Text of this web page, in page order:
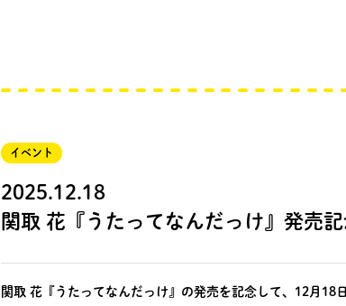
イベント
2025.12.18
関取 花『うたってなんだっけ』発売
関取 花『うたってなんだっけ』の発売を記念して、12月